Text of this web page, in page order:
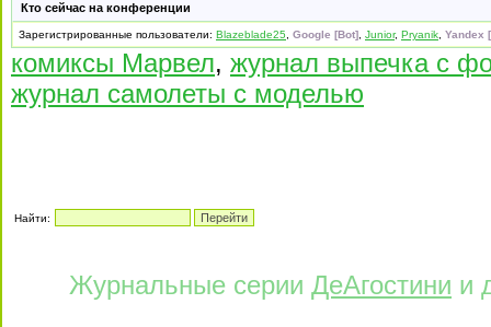
Кто сейчас на конференции
Зарегистрированные пользователи: Blazeblade25 Google [Bot] Junior, Pryanik Yandex
комиксы Марвел, журнал выпечка с
журнал самолеты с моделью
Найти:
Журнальные серии ДеАгостини и